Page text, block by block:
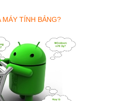
TÍNH BẢNG?